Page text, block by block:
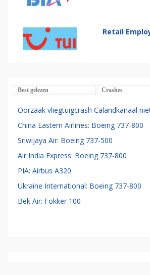
Retail
Best gelezen Crashes
Oorzaak vliegtuigcrash Calandkanaal
China Eastern Airlines: Boeing 737-800
Sriwijaya Air: Boeing 737-500
Air India Express: Boeing 737-800
PIA: Airbus A320
Ukraine International: Boeing 737-800
Bek Air: Fokker 100